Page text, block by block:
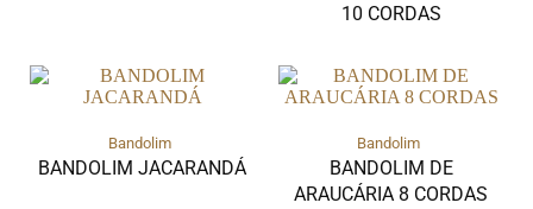
10 CORDAS
Bandolim
BANDOLIM JACARANDÁ
Bandolim
BANDOLIM DE
ARAUCÁRIA 8 CORDAS